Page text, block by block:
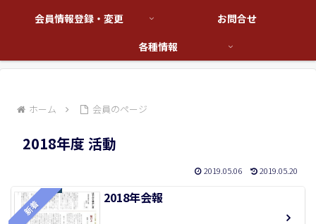
会員情報登録・変更
お問合せ
各種情報
ホーム 会員のページ
2018年度 活動
2019.05.06 2019.05.20
新着
2018年会報